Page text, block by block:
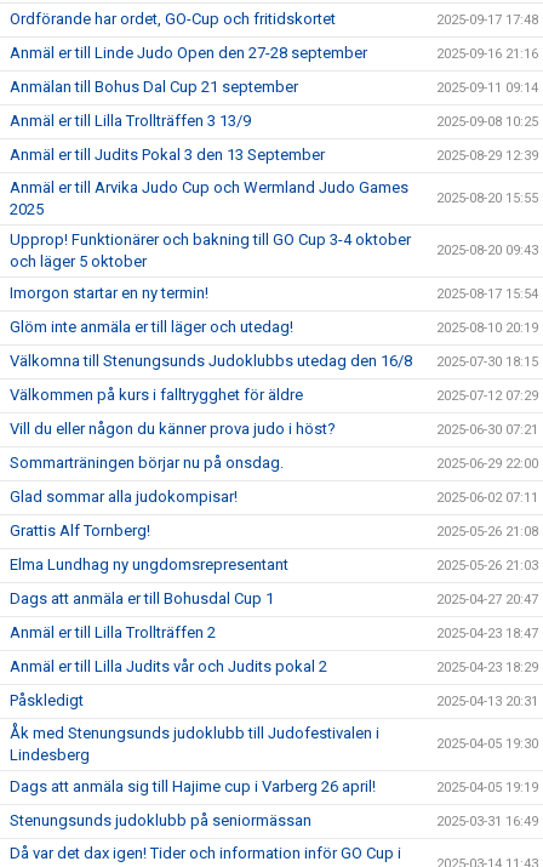
Ordförande har ordet, GO-Cup och fritidskortet 2025-09-17 17:48
Anmäl er till Linde Judo Open den 27-28 september 2025-09-16 21:16
Anmälan till Bohus Dal Cup 21 september 2025-09-11 09:14
Anmäl er till Lilla Trollträffen 3 13/9 2025-09-08 10:25
Anmäl er till Judits Pokal 3 den 13 September 2025-08-29 12:39
Anmäl er till Arvika Judo Cup och Wermland Judo Games
2025
2025-08-20 15:55
Upprop! Funktionärer och bakning till GO Cup 3-4 oktober
och läger 5 oktober
2025-08-20 09:43
Imorgon startar en ny termin! 2025-08-17 15:54
Glöm inte anmäla er till läger och utedag! 2025-08-10 20:19
Välkomna till Stenungsunds Judoklubbs utedag den 16/8 2025-07-30 18:15
Välkommen på kurs i falltrygghet för äldre 2025-07-12 07:29
Vill du eller någon du känner prova judo i höst? 2025-06-30 07:21
Sommarträningen börjar nu på onsdag. 2025-06-29 22:00
Glad sommar alla judokompisar! 2025-06-02 07:11
Grattis Alf Tornberg! 2025-05-26 21:08
Elma Lundhag ny ungdomsrepresentant 2025-05-26 21:03
Dags att anmäla er till Bohusdal Cup 1 2025-04-27 20:47
Anmäl er till Lilla Trollträffen 2 2025-04-23 18:47
Anmäl er till Lilla Judits vår och Judits pokal 2 2025-04-23 18:29
Påskledigt 2025-04-13 20:31
Åk med Stenungsunds judoklubb till Judofestivalen i
Lindesberg
2025-04-05 19:30
Dags att anmäla sig till Hajime cup i Varberg 26 april! 2025-04-05 19:19
Stenungsunds judoklubb på seniormässan 2025-03-31 16:49
Då var det dax igen! Tider och information inför GO Cup i